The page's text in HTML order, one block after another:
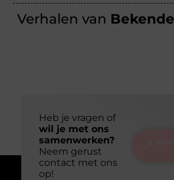
Verhalen van
Heb je vragen of
wil je met ons
samenwerken?
Neem gerust
contact met ons
op!